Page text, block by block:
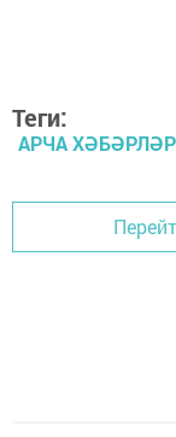
Теги:
АРЧА